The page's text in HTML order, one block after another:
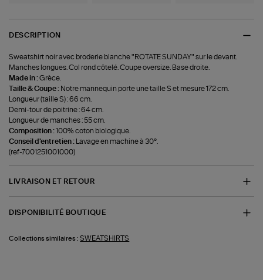
DESCRIPTION
Sweatshirt noir avec broderie blanche "ROTATE SUNDAY" sur le devant.
Manches longues. Col rond côtelé. Coupe oversize. Base droite.
Made in :Grèce.
Taille & Coupe : Notre mannequin porte une taille S et mesure 172 cm.
Longueur (taille S) : 66 cm.
Demi-tour de poitrine : 64 cm.
Longueur de manches : 55 cm.
Composition :100% coton biologique.
Conseil d'entretien :
Lavage en machine à 30°.
(ref-7001251001000)
LIVRAISON ET RETOUR
DISPONIBILITÉ BOUTIQUE
Collections similaires : SWEATSHIRTS